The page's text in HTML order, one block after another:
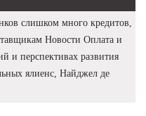
слишком много кредитов,
Новости Оплата и
и перспективах развития
ялиенс, Найджел де